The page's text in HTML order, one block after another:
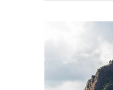
rebaixamento